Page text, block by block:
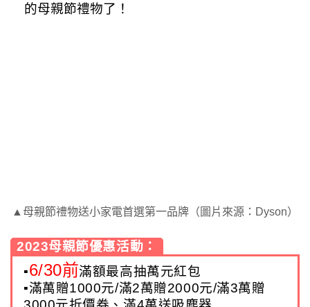
的母親節禮物了！
▲母親節禮物送小家電首選第一品牌（圖片來源：Dyson）
▪6/30前滿額最高抽萬元紅包
▪滿萬贈1000元/滿2萬贈2000元/滿3萬贈
2023母親節優惠活動：